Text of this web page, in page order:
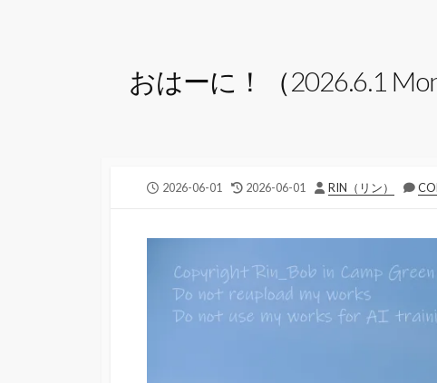
おはーに！（2026.6.1 Mon
公
2026-06-01
最
新
2026-06-01
投
RIN（リン）